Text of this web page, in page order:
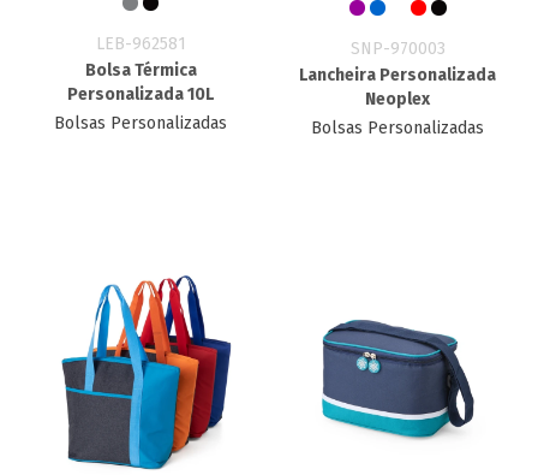
LEB-962581
Bolsa Térmica
Personalizada 10L
Bolsas Personalizadas
SNP-970003
Lancheira Personalizada
Neoplex
Bolsas Personalizadas